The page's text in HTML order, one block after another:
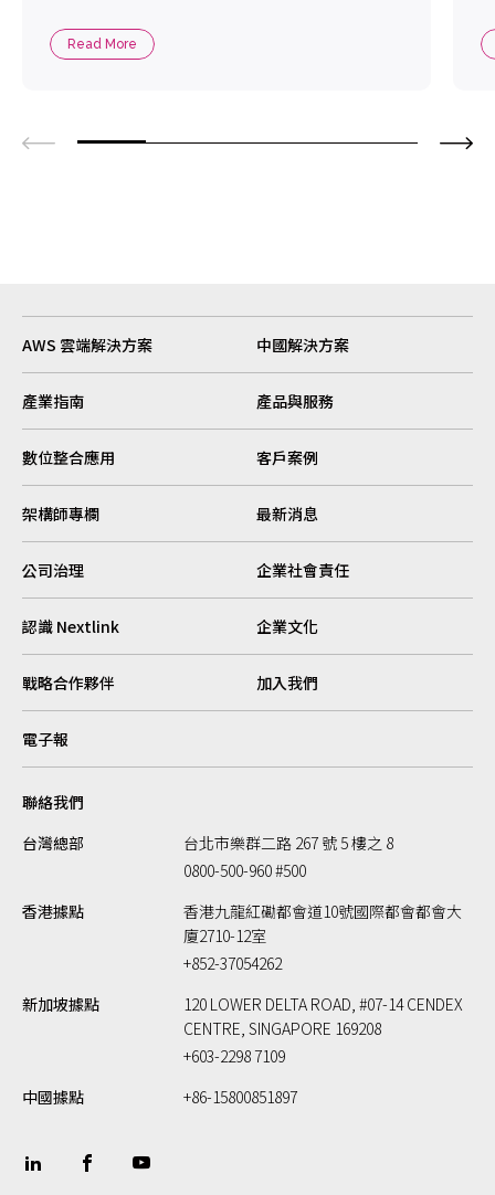
Read More
AWS 雲端解決方案 中國解決方案
產業指南 產品與服務
數位整合應用 客戶案例
架構師專欄 最新消息
公司治理 企業社會責任
認識 Nextlink 企業文化
戰略合作夥伴 加入我們
電子報
聯絡我們
台灣總部
台北市樂群二路 267 號 5 樓之 8
0800-500-960 #500
香港據點
香港九龍紅磡都會道10號國際都會都會大
廈2710-12室
+852-37054262
新加坡據點
120 LOWER DELTA ROAD, #07-14 CENDEX
CENTRE, SINGAPORE 169208
+603-2298 7109
中國據點
+86-15800851897